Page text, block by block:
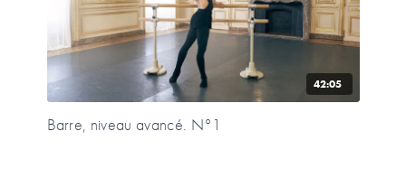
42:05
Barre, niveau avancé. N°1